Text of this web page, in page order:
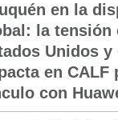
permanece
en la
la tensión
Unidos y
en CALF
con